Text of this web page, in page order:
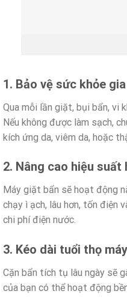
1. Bảo vệ sức khỏe
Qua mỗi lần giặt, bụi bẩn, vi
Nếu không được làm sạch,
kích ứng da, viêm da, hoặc
2. Nâng cao hiệu
Máy giặt bẩn sẽ hoạt động
chạy ì ạch, lâu hơn, tốn điện
chi phí điện nước.
3. Kéo dài tuổi thọ
Cặn bẩn tích tụ lâu ngày sẽ
của bạn có thể hoạt động